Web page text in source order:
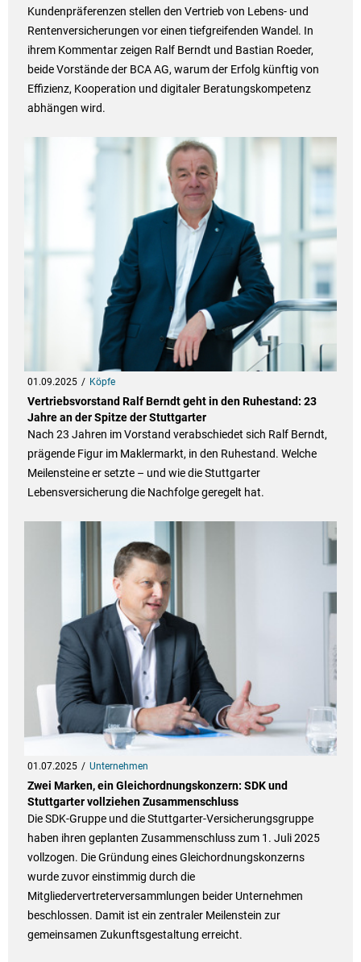
Kundenpräferenzen stellen den Vertrieb von Lebens- und
Rentenversicherungen vor einen tiefgreifenden Wandel. In
ihrem Kommentar zeigen Ralf Berndt und Bastian Roeder,
beide Vorstände der BCA AG, warum der Erfolg künftig von
Effizienz, Kooperation und digitaler Beratungskompetenz
abhängen wird.
01.09.2025 Köpfe
Vertriebsvorstand Ralf Berndt geht in den Ruhestand: 23
Jahre an der Spitze der Stuttgarter
Nach 23 Jahren im Vorstand verabschiedet sich Ralf Berndt,
prägende Figur im Maklermarkt, in den Ruhestand. Welche
Meilensteine er setzte – und wie die Stuttgarter
Lebensversicherung die Nachfolge geregelt hat.
01.07.2025 Unternehmen
Zwei Marken, ein Gleichordnungskonzern: SDK und
Stuttgarter vollziehen Zusammenschluss
Die SDK-Gruppe und die Stuttgarter-Versicherungsgruppe
haben ihren geplanten Zusammenschluss zum 1. Juli 2025
vollzogen. Die Gründung eines Gleichordnungskonzerns
wurde zuvor einstimmig durch die
Mitgliedervertreterversammlungen beider Unternehmen
beschlossen. Damit ist ein zentraler Meilenstein zur
gemeinsamen Zukunftsgestaltung erreicht.